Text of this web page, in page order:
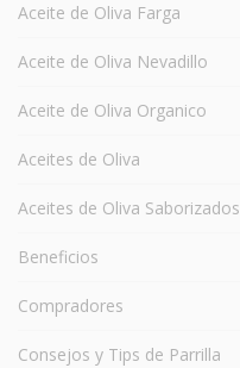
Aceite de Oliva Farga
Aceite de Oliva Nevadillo
Aceite de Oliva Organico
Aceites de Oliva
Aceites de Oliva Saborizados
Beneficios
Compradores
Consejos y Tips de Parrilla